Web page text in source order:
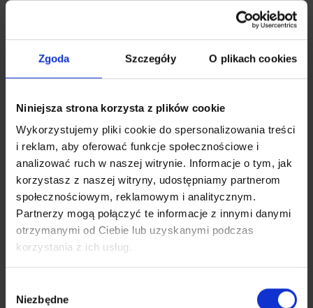
Zgoda Szczegóły O plikach cookies
Niniejsza strona korzysta z plików cookie
Wykorzystujemy pliki cookie do spersonalizowania treści
i reklam, aby oferować funkcje społecznościowe i
analizować ruch w naszej witrynie. Informacje o tym, jak
korzystasz z naszej witryny, udostępniamy partnerom
społecznościowym, reklamowym i analitycznym.
Partnerzy mogą połączyć te informacje z innymi danymi
otrzymanymi od Ciebie lub uzyskanymi podczas
korzystania z ich usług.
zgody
Niezbędne